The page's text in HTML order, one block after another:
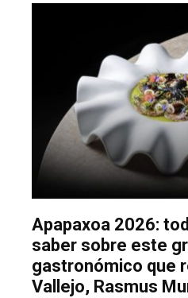
Apapaxoa 2026:
saber sobre este
gastronómico que
Vallejo, Rasmus